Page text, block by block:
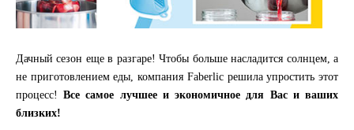
Дачный сезон еще в разгаре! Чтобы больше насладится солнцем, а
не приготовлением еды, компания Faberlic решила упростить этот
процесс!Все самое лучшее и экономичное для Вас и ваших
близких!